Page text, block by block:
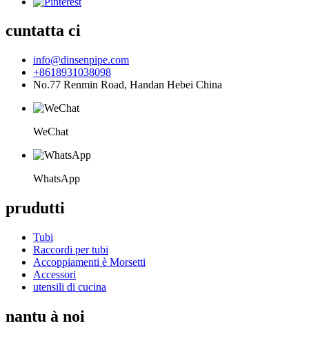
cuntatta ci
info@dinsenpipe.com
+8618931038098
No.77 Renmin Road, Handan Hebei China
WeChat
WhatsApp
prudutti
Tubi
Raccordi per tubi
Accoppiamenti è Morsetti
Accessori
utensili di cucina
nantu à noi